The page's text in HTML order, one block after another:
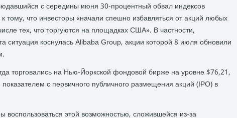
с середины июня 30-процентный обвал индексов
тому, что инвесторы «начали спешно избавляться от акций любых
тех, что торгуются на площадках США». В частности,
ситуация коснулась Alibaba Group, акции которой 8 июля обновили
торговались на Нью-Йоркской фондовой бирже на уровне $76,21,
с первичного публичного размещения акций (IPO) в
воспользоваться этой возможностью, сложившейся из-за